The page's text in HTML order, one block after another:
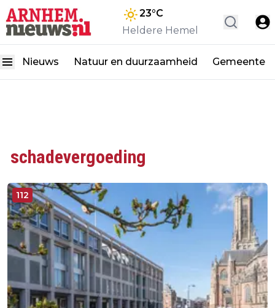
23°C
Heldere Hemel
Nieuws Natuur en duurzaamheid Gemeente
schadevergoeding
112